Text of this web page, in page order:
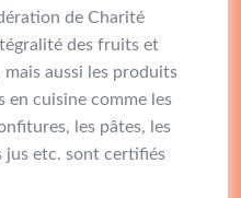
de Charité
des fruits et
mais aussi les produits
en cuisine comme les
les pâtes, les
jus etc. sont certifiés